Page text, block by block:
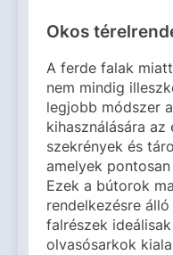
Okos
A ferde falak
nem mindig
legjobb módszer
kihasználására
szekrények és
amelyek
Ezek a bútorok
rendelkezésre
falrészek
olvasósarkok